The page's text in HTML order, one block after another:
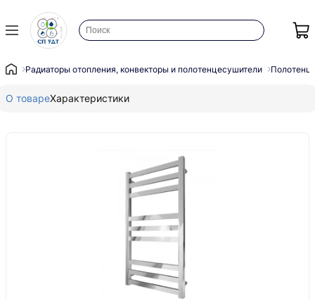
Радиаторы отопления, конвекторы и полотенцесушители
О товареХарактеристики